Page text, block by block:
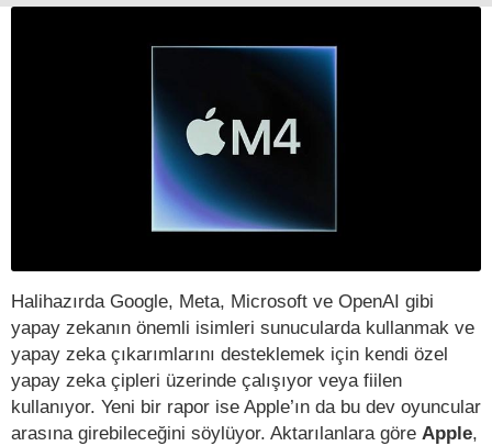
Halihazırda Google, Meta, Microsoft ve OpenAI gibi
yapay zekanın önemli isimleri sunucularda kullanmak ve
yapay zeka çıkarımlarını desteklemek için kendi özel
yapay zeka çipleri üzerinde çalışıyor veya fiilen
kullanıyor. Yeni bir rapor ise Apple’ın da bu dev oyuncular
arasına girebileceğini söylüyor. Aktarılanlara göre Apple,